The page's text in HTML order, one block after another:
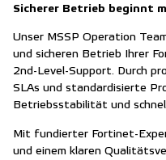
Sicherer Betrieb beginnt
Unser MSSP Operation
und sicheren Betrieb Ihrer
2nd-Level-Support. Durch
SLAs und standardisierte
Betriebsstabilität und
Mit fundierter Fortinet-
und einem klaren